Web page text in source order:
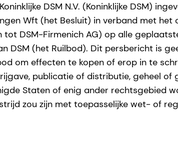
DSM N.V. (Koninklijke DSM)
Wft (het Besluit) in verband met het
tot DSM-Firmenich AG) op alle
DSM (het Ruilbod). Dit persbericht is
om effecten te kopen of erop in te
publicatie of distributie, geheel of
Staten of enig ander rechtsgebied
zou zijn met toepasselijke wet- of